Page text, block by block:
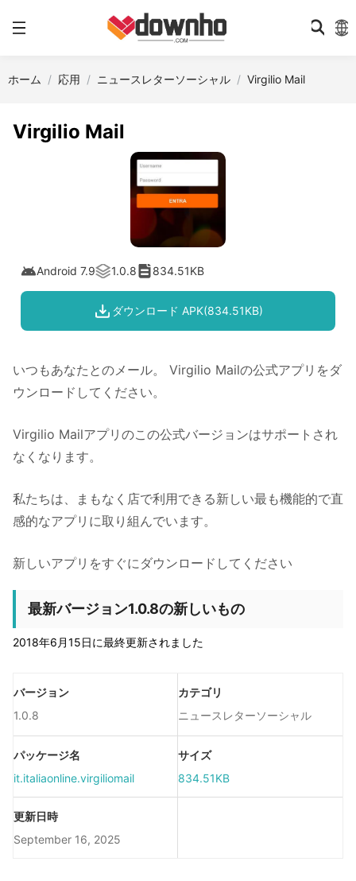
ホーム 応用 ニュースレターソーシャル Virgilio Mail
Virgilio Mail
Android 7.9 1.0.8 834.51KB
ダウンロード APK(834.51KB)
いつもあなたとのメール。 Virgilio Mailの公式アプリをダ
ウンロードしてください。
Virgilio Mailアプリのこの公式バージョンはサポートされ
なくなります。
私たちは、まもなく店で利用できる新しい最も機能的で直
感的なアプリに取り組んでいます。
新しいアプリをすぐにダウンロードしてください
最新バージョン1.0.8の新しいもの
2018年6月15日に最終更新されました
バージョン
1.0.8
カテゴリ
ニュースレターソーシャル
パッケージ名
it.italiaonline.virgiliomail
サイズ
834.51KB
更新日時
September 16, 2025